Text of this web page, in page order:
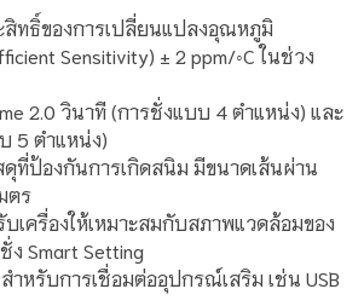
ทธิ์ของการเปลี่ยนแปลงอุณหภูมิ
Sensitivity) ± 2 ppm/◦C ในช่วง
2.0 วินาที (การชั่งแบบ 4 ตำแหน่ง) และ
5 ตำแหน่ง)
ที่ป้องกันการเกิดสนิม มีขนาดเส้นผ่าน
ตร
เครื่องให้เหมาะสมกับสภาพแวดล้อมของ
ง Smart Setting
ำหรับการเชื่อมต่ออุปกรณ์เสริม เช่น USB